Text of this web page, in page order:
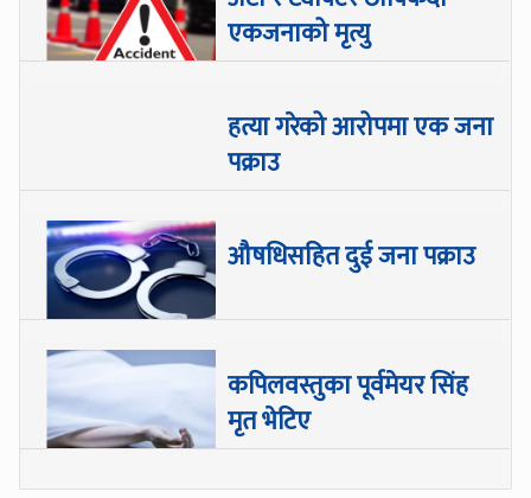
एकजनाको मृत्यु
हत्या गरेको आरोपमा एक जना
पक्राउ
औषधिसहित दुई जना पक्राउ
कपिलवस्तुका पूर्वमेयर सिंह
मृत भेटिए